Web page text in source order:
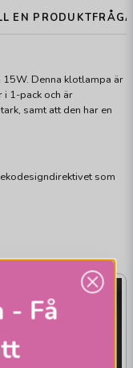
EN
15W. Denna klotlampa är
1-pack och är
samt att den har en
som
- Få